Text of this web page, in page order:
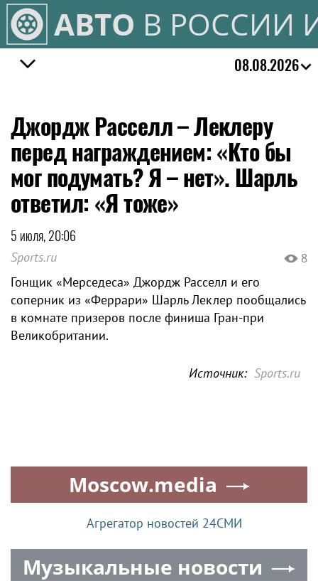
АВТО В РОССИИ
08.08.2026
Джордж Расселл – Леклеру
перед награждением: «Кто бы
мог подумать? Я – нет». Шарль
ответил: «Я тоже»
5 июля, 20:06
Sports.ru 8
Гонщик «Мерседеса» Джордж Расселл и его
соперник из «Феррари» Шарль Леклер пообщались
в комнате призеров после финиша Гран-при
Великобритании.
Источник: Sports.ru
Moscow.media
Агрегатор новостей 24СМИ
Музыкальные новости